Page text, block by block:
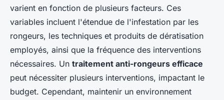
varient en fonction de plusieurs facteurs. Ces
variables incluent l'étendue de l'infestation par les
rongeurs, les techniques et produits de dératisation
employés, ainsi que la fréquence des interventions
nécessaires. Un traitement anti-rongeurs efficace
peut nécessiter plusieurs interventions, impactant le
budget. Cependant, maintenir un environnement